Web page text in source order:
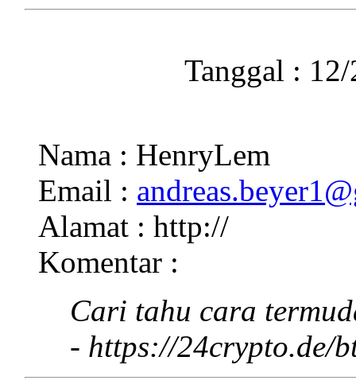
Tanggal :
Nama : HenryLem
Email :
Alamat : http://
Komentar :
Cari tahu cara
- https://24crypto.de/